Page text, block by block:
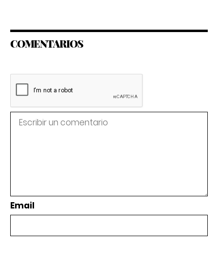
COMENTARIOS
Email